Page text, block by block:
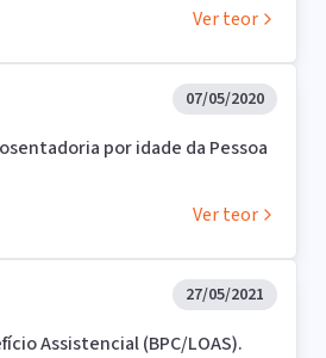
Ver teor
07/05/2020
por idade da Pessoa
Ver teor
27/05/2021
Assistencial (BPC/LOAS).